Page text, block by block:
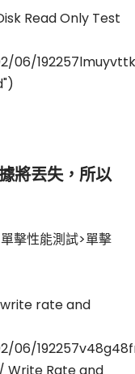
Read Only Test
將丟失，所以
擊性能測試>單擊
write rate and
Write Rate and